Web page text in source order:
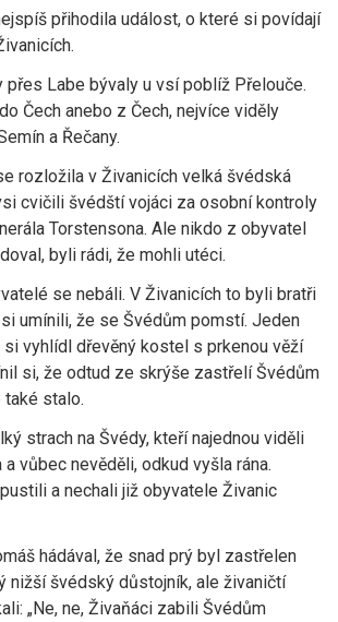
přihodila událost, o které si povídají
přes Labe bývaly u vsí poblíž Přelouče.
Čech anebo z Čech, nejvíce viděly
a Řečany.
rozložila v Živanicích velká švédská
cvičili švédští vojáci za osobní kontroly
Torstensona. Ale nikdo z obyvatel
byli rádi, že mohli utéci.
se nebáli. V Živanicích to byli bratři
umínili, že se Švédům pomstí. Jeden
vyhlídl dřevěný kostel s prkenou věží
si, že odtud ze skrýše zastřelí Švédům
také stalo.
strach na Švédy, kteří najednou viděli
vůbec nevěděli, odkud vyšla rána.
a nechali již obyvatele Živanic
hádával, že snad prý byl zastřelen
nižší švédský důstojník, ale živaničtí
„Ne, ne, Živaňáci zabili Švédům